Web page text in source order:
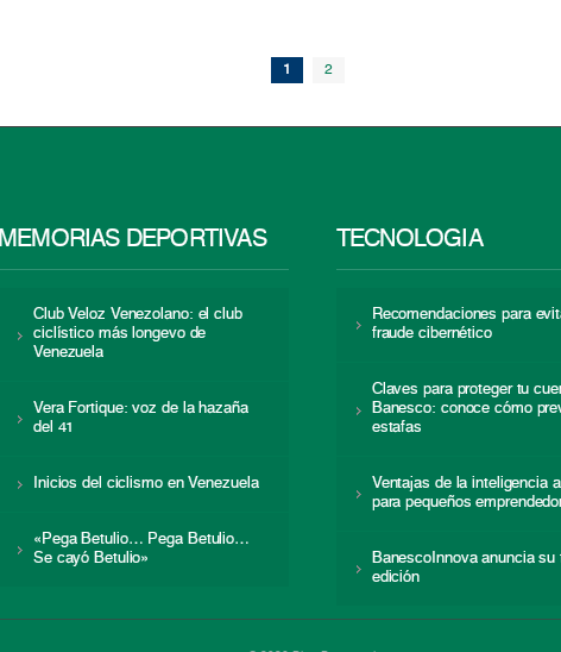
1 2
MEMORIAS DEPORTIVAS
Club Veloz Venezolano: el club
ciclístico más longevo de
Venezuela
Vera Fortique: voz de la hazaña
del 41
Inicios del ciclismo en Venezuela
«Pega Betulio… Pega Betulio…
Se cayó Betulio»
TECNOLOGÍA
Recomendaciones para
fraude cibernético
Claves para proteger tu
Banesco: conoce cómo
estafas
Ventajas de la inteligencia
para pequeños
BanescoInnova anuncia su
edición